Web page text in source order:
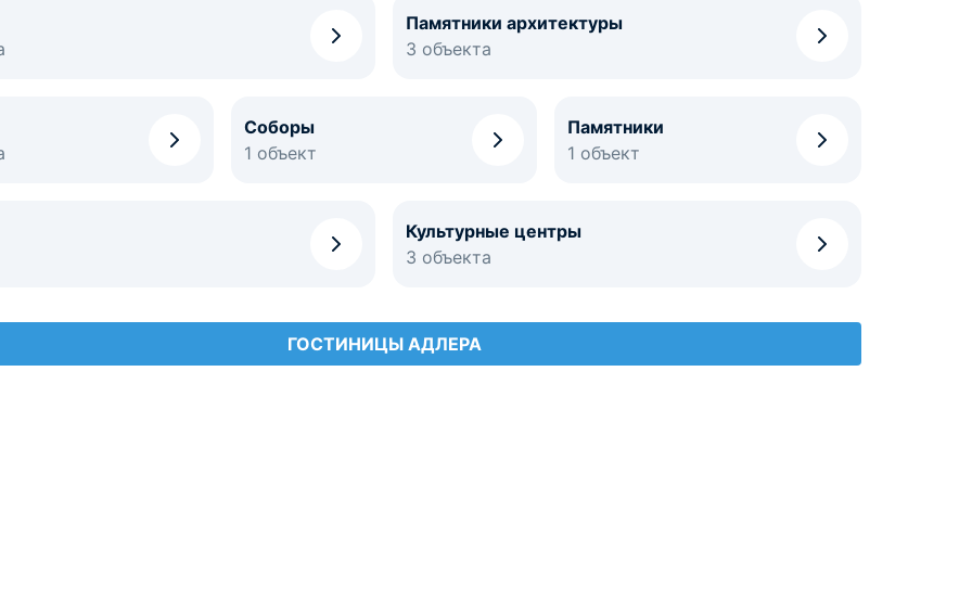
Памятники архитектуры
3 объекта
Соборы
1 объект
Памятники
1 объект
Культурные центры
3 объекта
ГОСТИНИЦЫ АДЛЕРА